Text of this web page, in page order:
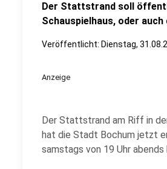
Der Stattstrand soll
Schauspielhaus, oder
Veröffentlicht: Dienstag,
Anzeige
Der Stattstrand am Riff in
hat die Stadt Bochum jetzt
samstags von 19 Uhr abends